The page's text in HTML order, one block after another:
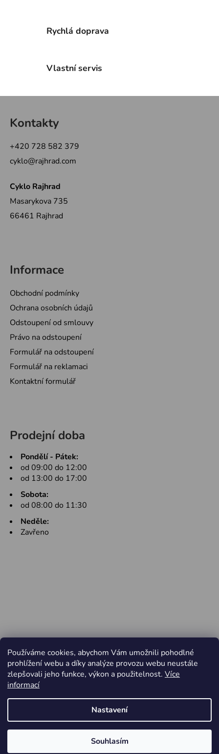
Používáme cookies, abychom Vám umožnili pohodlné
prohlížení webu a díky analýze provozu webu neustále
zlepšovali jeho funkce, výkon a použitelnost. Více
informací
Nastavení
Souhlasím
Rychlá doprava
Vlastní servis
Kontakty
+420 728 582 379
cyklo@rajhrad.com
Cyklo Rajhrad
Masarykova 735
66461 Rajhrad
Informace
Obchodní podmínky
Ochrana osobních údajů
Odstoupení od smlouvy
Právo na odstoupení
Formulář na odstoupení
Formulář na reklamaci
Kontaktní formulář
Prodejní doba
Pondělí - Pátek:
od 09:00 do 12:00
od 13:00 do 17:00
Sobota:
od 08:00 do 11:30
Neděle:
Zavřeno
Vytvořil Shoptet
Jiří Minařík - Cyklo Rajhrad